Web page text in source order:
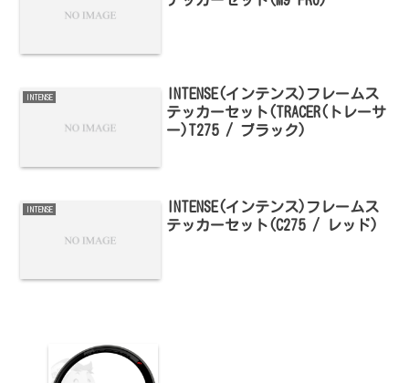
INTENSE
INTENSE(インテンス)フレームス
テッカーセット(TRACER(トレーサ
ー)T275 / ブラック)
INTENSE
INTENSE(インテンス)フレームス
テッカーセット(C275 / レッド)